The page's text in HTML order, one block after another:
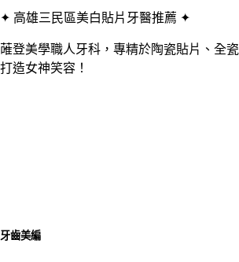
✦ 高雄三民區美白貼片牙醫推薦 ✦
蓶登美學職人牙科，專精於陶瓷貼片、全
打造女神笑容！
牙齒美編